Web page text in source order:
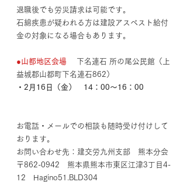
退職後でも労災請求は可能です。
石綿疾患が疑われる方は建設アスベスト給付
金の対象になる場合もあります。
●山都地区会場
下名連石 所の尾公民館（上
益城郡山都町下名連石862）
・2月16日（金）　14：00～16：00
お電話・メールでの相談も随時受け付けして
おります。
お問い合わせ先：建交労九州支部　熊本分会
〒862-0942　熊本県熊本市東区江津3丁目4-
12　Hagino51.BLD304